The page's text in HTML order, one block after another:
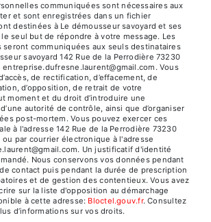
communiquées sont nécessaires aux
et sont enregistrées dans un fichier
destinées à Le démousseur savoyard et ses
seul but de répondre à votre message. Les
communiquées aux seuls destinataires
savoyard 142 Rue de la Perrodière 73230
Vous
de rectification, d’effacement, de
d’opposition, de retrait de votre
moment et du droit d’introduire une
autorité de contrôle, ainsi que d’organiser
post-mortem. Vous pouvez exercer ces
à l'adresse 142 Rue de la Perrodière 73230
par courrier électronique à l'adresse
Un justificatif d'identité
Nous conservons vos données pendant
contact puis pendant la durée de prescription
et de gestion des contentieux. Vous avez
sur la liste d'opposition au démarchage
à cette adresse:
Bloctel.gouv.fr. Consultez
d’informations sur vos droits.